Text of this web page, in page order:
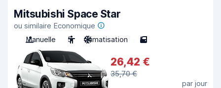
Mitsubishi Space Star
ou similaire Economique
Manuelle
5 Climatisation 5
26,42 €
35,70 €
par jour